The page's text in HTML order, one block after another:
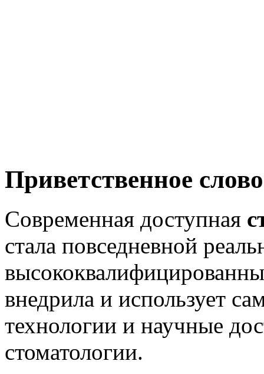
Приветственное
Современная доступная
стала повседневной
внедрила и использует
технологии и научные
стоматологии.